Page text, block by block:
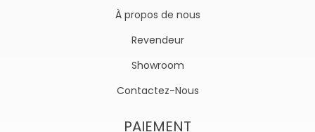
À propos de nous
Revendeur
Showroom
Contactez-Nous
PAIEMENT